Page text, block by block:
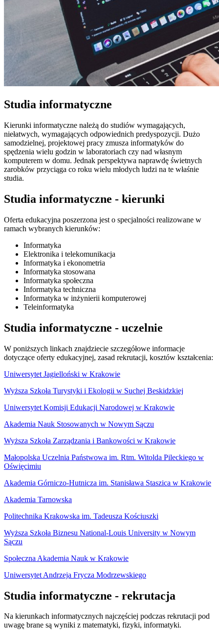
Studia informatyczne
Kierunki informatyczne należą do studiów wymagających,
niełatwych, wymagających odpowiednich predyspozycji. Dużo
samodzielnej, projektowej pracy zmusza informatyków do
spędzenia wielu godzin w laboratoriach czy nad własnym
komputerem w domu. Jednak perspektywa naprawdę świetnych
zarobków przyciąga co roku wielu młodych ludzi na te właśnie
studia.
Studia informatyczne - kierunki
Oferta edukacyjna poszerzona jest o specjalności realizowane w
ramach wybranych kierunków:
Informatyka
Elektronika i telekomunikacja
Informatyka i ekonometria
Informatyka stosowana
Informatyka społeczna
Informatyka techniczna
Informatyka w inżynierii komputerowej
Teleinformatyka
Studia informatyczne - uczelnie
W poniższych linkach znajdziecie szczegółowe informacje
dotyczące oferty edukacyjnej, zasad rekrutacji, kosztów kształcenia:
Uniwersytet Jagielloński w Krakowie
Wyższa Szkoła Turystyki i Ekologii w Suchej Beskidzkiej
Uniwersytet Komisji Edukacji Narodowej w Krakowie
Akademia Nauk Stosowanych w Nowym Sączu
Wyższa Szkoła Zarządzania i Bankowości w Krakowie
Małopolska Uczelnia Państwowa im. Rtm. Witolda Pileckiego w
Oświęcimiu
Akademia Górniczo-Hutnicza im. Stanisława Staszica w Krakowie
Akademia Tarnowska
Politechnika Krakowska im. Tadeusza Kościuszki
Wyższa Szkoła Biznesu National-Louis University w Nowym
Sączu
Społeczna Akademia Nauk w Krakowie
Uniwersytet Andrzeja Frycza Modrzewskiego
Studia informatyczne - rekrutacja
Na kierunkach informatycznych najczęściej podczas rekrutacji pod
uwagę brane są wyniki z matematyki, fizyki, informatyki.